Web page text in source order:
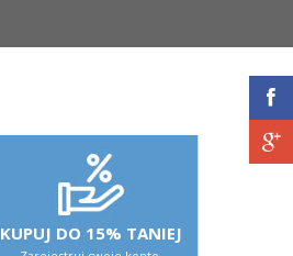
KUPUJ DO 15% TANIEJ